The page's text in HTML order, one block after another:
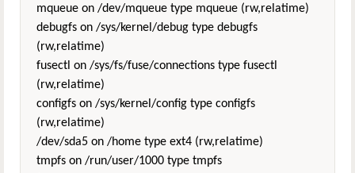
mqueue on /dev/mqueue type mqueue (rw,relatime)
debugfs on /sys/kernel/debug type debugfs
(rw,relatime)
fusectl on /sys/fs/fuse/connections type fusectl
(rw,relatime)
configfs on /sys/kernel/config type configfs
(rw,relatime)
/dev/sda5 on /home type ext4 (rw,relatime)
tmpfs on /run/user/1000 type tmpfs